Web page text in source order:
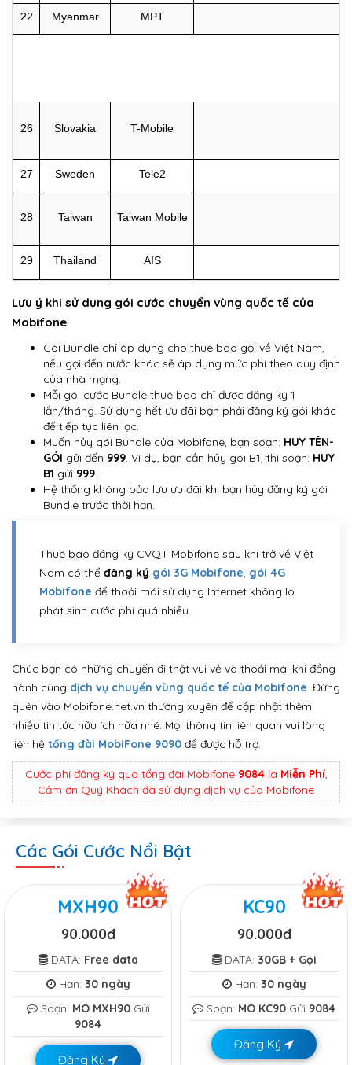
22 Myanmar MPT
26 Slovakia T-Mobile
27 Sweden Tele2
28 Taiwan Taiwan Mobile
29 Thailand AIS
Lưu ý khi sử dụng gói cước chuyển vùng quốc tế của
Mobifone
Gói Bundle chỉ áp dụng cho thuê bao gọi về Việt Nam,
nếu gọi đến nước khác sẽ áp dụng mức phí theo quy định
của nhà mạng.
Mỗi gói cước Bundle thuê bao chỉ được đăng ký 1
lần/tháng. Sử dụng hết ưu đãi bạn phải đăng ký gói khác
để tiếp tục liên lạc.
Muốn hủy gói Bundle của Mobifone, bạn soạn: HUY TÊN-
GÓI gửi đến 999. Ví dụ, bạn cần hủy gói B1, thì soạn: HUY
B1 gửi 999.
Hệ thống không bảo lưu ưu đãi khi bạn hủy đăng ký gói
Bundle trước thời hạn.
Thuê bao đăng ký CVQT Mobifone sau khi trở về Việt
Nam có thể đăng ký gói 3G Mobifone, gói 4G
Mobifone để thoải mái sử dụng Internet không lo
phát sinh cước phí quá nhiều.
Chúc bạn có những chuyến đi thật vui vẻ và thoải mái khi đồng
hành cùng dịch vụ chuyển vùng quốc tế của Mobifone. Đừng
quên vào Mobifone.net.vn thường xuyên để cập nhật thêm
nhiều tin tức hữu ích nữa nhé. Mọi thông tin liên quan vui lòng
liên hệ tổng đài MobiFone 9090 để được hỗ trợ.
Cước phí đăng ký qua tổng đài Mobifone 9084là Miễn Phí,
Cảm ơn Quý Khách đã sử dụng dịch vụ của Mobifone
Các Gói Cước Nổi Bật
MXH90
90.000đ
DATA: Free data
Hạn: 30 ngày
Soạn: MO MXH90Gửi
9084
Đăng Ký
KC90
90.000đ
DATA: 30GB + Gọi
Hạn: 30 ngày
Soạn: MO KC90 Gửi 9084
Đăng Ký